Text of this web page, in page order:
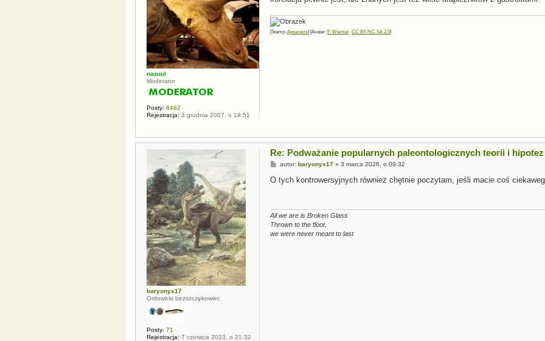
nazuul
Moderator
Posty: 8482
Rejestracja: 3 grudnia 2007, o 19:51
[Stamp: Apsaravis] [Avatar: P. Weimer, CC BY-NC-SA 2.0]
baryonyx17
Ordowicki bezszczękowiec
Posty: 71
Rejestracja: 7 czerwca 2023, o 21:32
Re: Podważanie popularnych paleontologicznych teorii i hipotez
P
s
autor: baryonyx17» 3 marca 2026, o 09:32
O tych kontrowersyjnych również chętnie poczytam, jeśli macie coś
All we are is Broken Glass
Thrown to the floor,
we were never meant to last